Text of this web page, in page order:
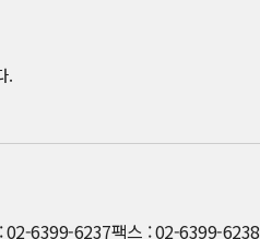
.
02-6399-6237팩스 : 02-6399-6238